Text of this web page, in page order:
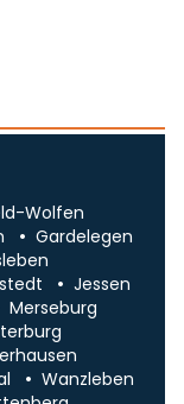
Wolfen
Gardelegen
Jessen
Merseburg
Wanzleben